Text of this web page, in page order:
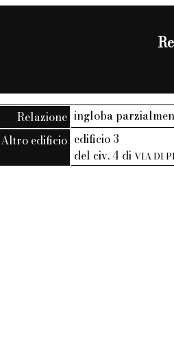
Relazione ingloba
Altro edificio edificio 3
del civ. 4 diVIA DI